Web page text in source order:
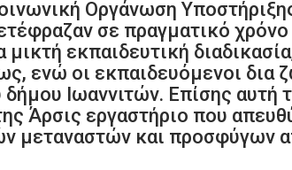
Οργάνωση
σε πραγματικό
εκπαιδευτική
ενώ οι εκπαιδευόμενοι δια
Ιωαννιτών. Επίσης αυτή
Άρσις εργαστήριο που
μεταναστών και προσφύγων